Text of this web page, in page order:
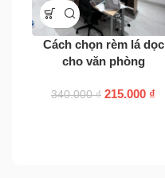
Cách chọn rèm lá dọc
cho văn phòng
340.000₫ 215.000 ₫